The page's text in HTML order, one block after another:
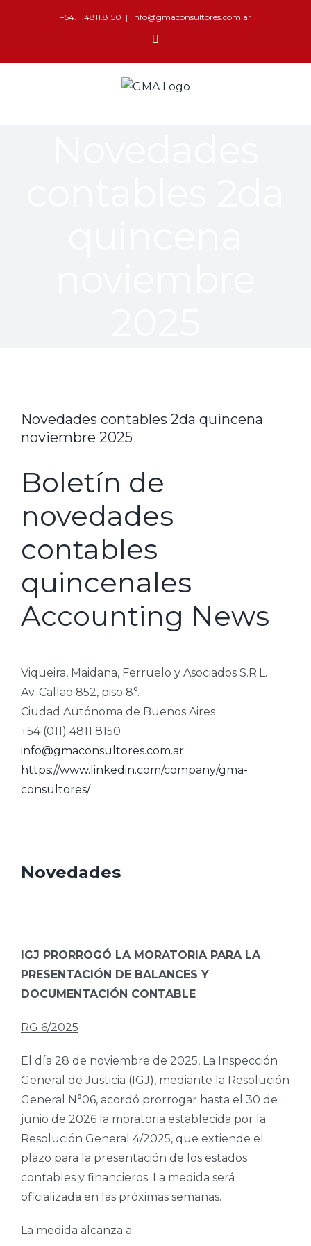
+54.11.4811.8150 | info@gmaconsultores.com.ar
Novedades contables 2da quincena
noviembre 2025
Boletín de
novedades
contables
quincenales
Accounting News
Viqueira, Maidana, Ferruelo y Asociados S.R.L.
Av. Callao 852, piso 8°.
Ciudad Autónoma de Buenos Aires
+54 (011) 4811 8150
info@gmaconsultores.com.ar
https://www.linkedin.com/company/gma-
consultores/
Novedades
IGJ PRORROGÓ LA MORATORIA PARA LA
PRESENTACIÓN DE BALANCES Y
DOCUMENTACIÓN CONTABLE
RG 6/2025
El día 28 de noviembre de 2025, La Inspección
General de Justicia (IGJ), mediante la Resolución
General N°06, acordó prorrogar hasta el 30 de
junio de 2026 la moratoria establecida por la
Resolución General 4/2025, que extiende el
plazo para la presentación de los estados
contables y financieros. La medida será
oficializada en las próximas semanas.
La medida alcanza a: